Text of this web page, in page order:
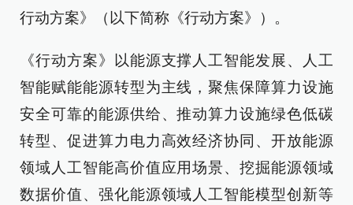
行动方案》（以下简称《行动方案》）。
《行动方案》以能源支撑人工智能发展、人工
智能赋能能源转型为主线，聚焦保障算力设施
安全可靠的能源供给、推动算力设施绿色低碳
转型、促进算力电力高效经济协同、开放能源
领域人工智能高价值应用场景、挖掘能源领域
数据价值、强化能源领域人工智能模型创新等